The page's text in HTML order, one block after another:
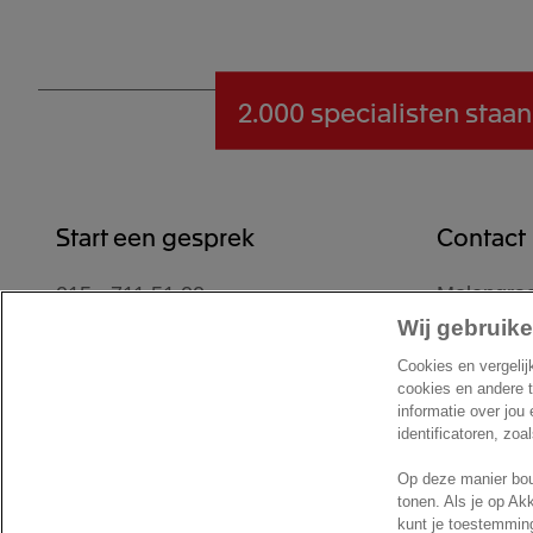
2.000 specialisten
Start een gesprek
015 - 711 51 00
Contact
2629 JD
Locatie
Wij
Cookies en
cookies en andere
informatie over jou
identificatoren,
Op deze manier
tonen. Als je op
kunt je